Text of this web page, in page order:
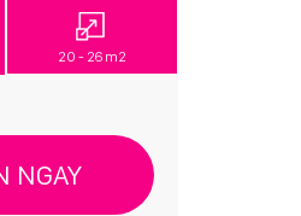
20 - 26 m2
NGAY